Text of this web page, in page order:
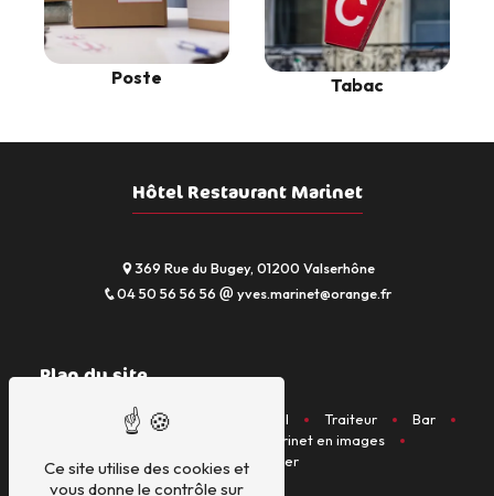
Poste Tabac
Hôtel Restaurant Marinet
369 Rue du Bugey, 01200 Valserhône
04 50 56 56 56
yves.marinet@orange.fr
Plan du site
Restaurant Hôtel Traiteur
Bar
Activités diverses
Marinet en images
Nous contacter
Ce site utilise des cookies et
vous donne le contrôle sur